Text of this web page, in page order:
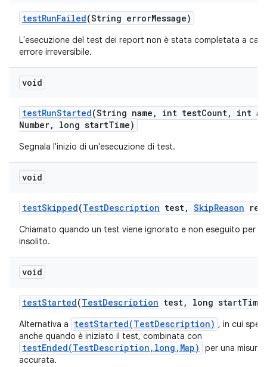
testRunFailed(String errorMessage)
L'esecuzione del test dei report non è stata completata a
errore irreversibile.
void
testRunStarted(String name , int testCount,
int
Number, long startTime)
Segnala l'inizio di un'esecuzione di test.
void
testSkipped(TestDescription test, SkipReason
Chiamato quando un test viene ignorato e non eseguito per
insolito.
void
testStarted(TestDescription test, long start
Alternativa a testStarted(TestDescription) , in cui
anche quando è iniziato il test, combinata con
testEnded(TestDescription,long,Map)
per una
accurata.